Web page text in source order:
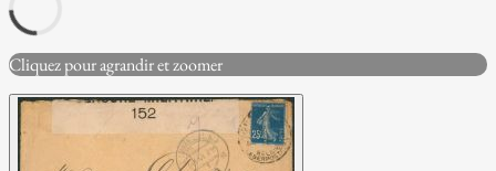
Cliquez pour agrandir et zoomer